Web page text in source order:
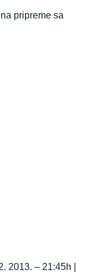
pripreme sa
2013. – 21:45h |